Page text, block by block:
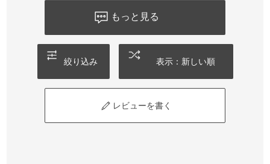
もっと見る
絞り込み 表示：新しい順
レビューを書く